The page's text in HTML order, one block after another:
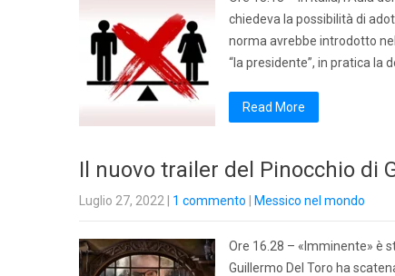
chiedeva la possibilità di
norma avrebbe introdotto
“la presidente”, in pratica la
Read More
Il nuovo trailer del Pinocchio di
Luglio 27, 2022 1 commento Messico nel mondo
Ore 16.28 – «Imminente» è
Guillermo Del Toro ha